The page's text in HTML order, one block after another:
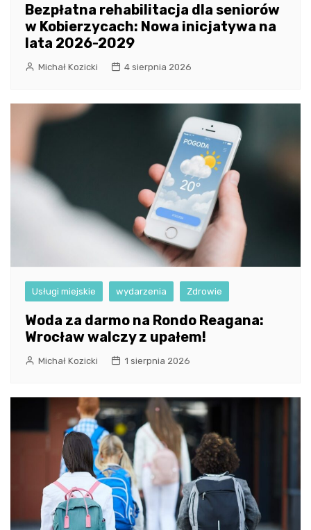
Bezpłatna rehabilitacja dla seniorów
w Kobierzycach: Nowa inicjatywa na
lata 2026-2029
Michał Kozicki 4 sierpnia 2026
Usługi miejskie wydarzenia Zdrowie
Woda za darmo na Rondo Reagana:
Wrocław walczy z upałem!
Michał Kozicki 1 sierpnia 2026